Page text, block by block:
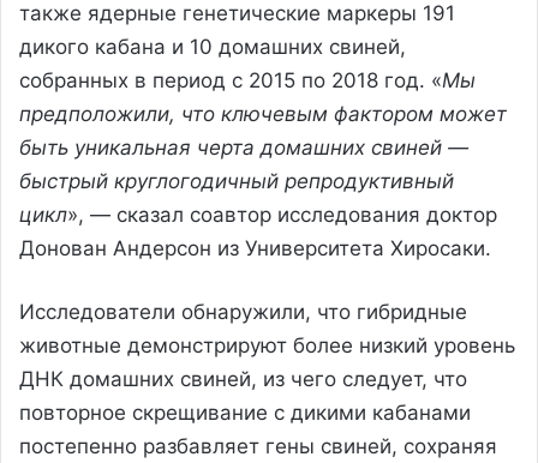
также ядерные генетические маркеры 191
дикого кабана и 10 домашних свиней,
собранных в период с 2015 по 2018 год. «Мы
предположили, что ключевым фактором может
быть уникальная черта домашних свиней —
быстрый круглогодичный репродуктивный
цикл», — сказал соавтор исследования доктор
Донован Андерсон из Университета Хиросаки.
Исследователи обнаружили, что гибридные
животные демонстрируют более низкий уровень
ДНК домашних свиней, из чего следует, что
повторное скрещивание с дикими кабанами
постепенно разбавляет гены свиней, сохраняя